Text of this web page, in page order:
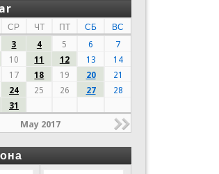
СР ЧТ ПТ СБ
ВС
3 4 5 6
7
10 11 12 13
14
17 18 19 20
21
24 25 26 27
28
31
May 2017